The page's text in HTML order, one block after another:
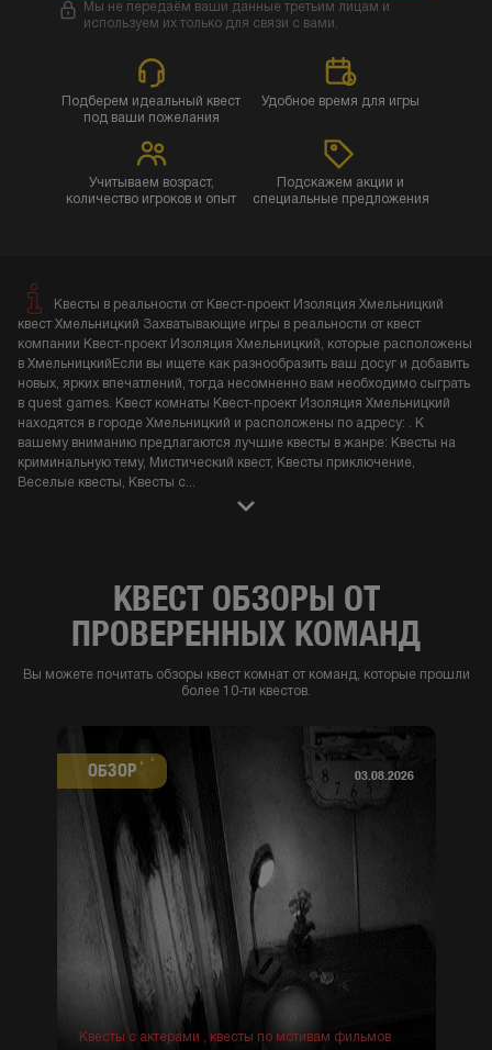
Мы не передаём ваши данные третьим лицам и
используем их только для связи с вами.
Подберем идеальный квест
под ваши пожелания
Удобное время для игры
Учитываем возраст,
количество игроков и опыт
Подскажем акции и
специальные предложения
Квесты в реальности от Квест-проект Изоляция Хмельницкий
квест Хмельницкий Захватывающие игры в реальности от квест
компании Квест-проект Изоляция Хмельницкий, которые расположены
в ХмельницкийЕсли вы ищете как разнообразить ваш досуг и добавить
новых, ярких впечатлений, тогда несомненно вам необходимо сыграть
в quest games. Квест комнаты Квест-проект Изоляция Хмельницкий
находятся в городе Хмельницкий и расположены по адресу: . К
вашему вниманию предлагаются лучшие квесты в жанре: Квесты на
криминальную тему, Мистический квест, Квесты приключение,
Веселые квесты, Квесты с...
КВЕСТ ОБЗОРЫ ОТ
ПРОВЕРЕННЫХ КОМАНД
Вы можете почитать обзоры квест комнат от команд, которые прошли
более 10-ти квестов.
ОБЗОР 03.08.2026
Квесты с актерами , квесты по мотивам фильмов